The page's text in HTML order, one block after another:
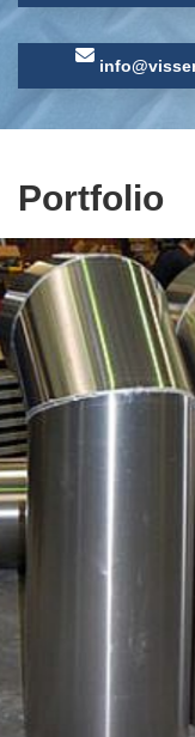
Portfolio